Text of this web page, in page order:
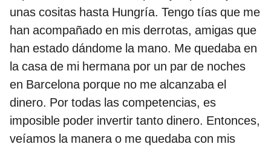
unas cositas hasta Hungría. Tengo tías que me
han acompañado en mis derrotas, amigas que
han estado dándome la mano. Me quedaba en
la casa de mi hermana por un par de noches
en Barcelona porque no me alcanzaba el
dinero. Por todas las competencias, es
imposible poder invertir tanto dinero. Entonces,
veíamos la manera o me quedaba con mis